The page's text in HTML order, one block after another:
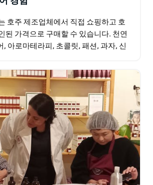
호주 제조업체에서 직접 쇼핑하고 호
된 가격으로 구매할 수 있습니다. 천연
, 아로마테라피, 초콜릿, 패션, 과자, 신